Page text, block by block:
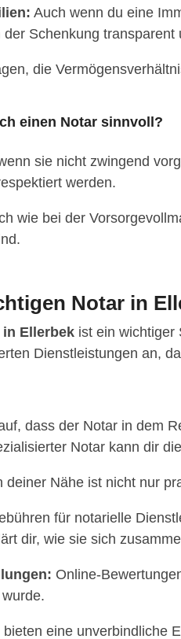
Auch wenn du eine
Schenkung
die
einen Notar sinnvoll?
sie nicht zwingend
werden.
wie bei der
Notar in
in Ellerbek ist ein wichtiger
Dienstleistungen an,
dass der Notar in dem
Notar kann dir
deiner Nähe ist nicht nur
für notarielle
dir, wie sie sich
Online-
eine unverbindliche